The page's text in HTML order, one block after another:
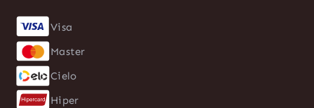
Visa
Master
Cielo
Hiper